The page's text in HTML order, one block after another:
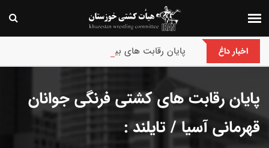
اخبار داغ پایان رقابت های بین‌المللی جام حسن گمیجی و
پایان رقابت های کشتی فرنگی جوانان
قهرمانی آسیا / تایلند :